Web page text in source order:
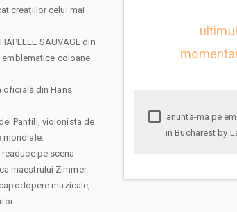
in Bucharest by
creațiilor celui mai
SAUVAGE din
coloane
oficială din Hans
Panfili, violonista de
mondiale.
pe scena
maestrului Zimmer.
muzicale,